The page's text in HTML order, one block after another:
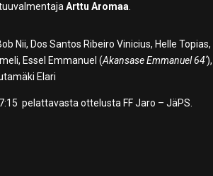
Arttu Aromaa.
Nii, Dos Santos Ribeiro Vinicius, Helle Topias,
Essel Emmanuel (Akansase Emmanuel 64′),
Elari
pelattavasta ottelusta FF Jaro – JäPS.